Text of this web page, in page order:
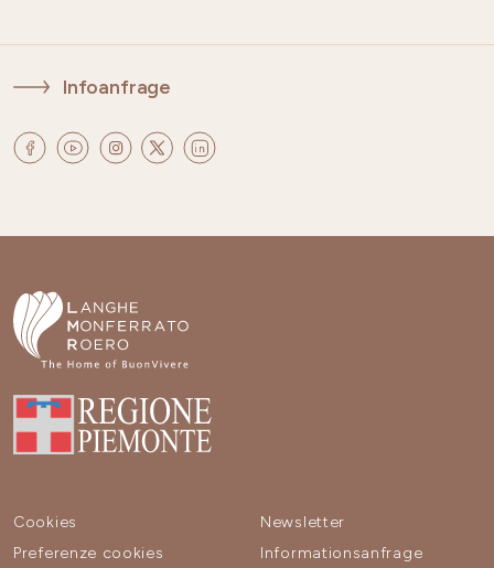
Infoanfrage
Cookies
Preferenze cookies
Newsletter
Informationsanfrage